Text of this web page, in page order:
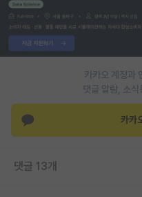
이벤트
반도체 아카데미
카카오 계정과
댓글 알람, 소식
카카
댓글 13개